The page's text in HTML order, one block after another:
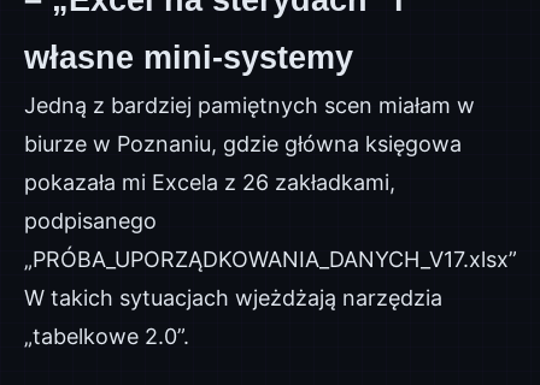
własne mini-systemy
Jedną z bardziej pamiętnych scen miałam w
biurze w Poznaniu, gdzie główna księgowa
pokazała mi Excela z 26 zakładkami,
podpisanego
„PRÓBA_UPORZĄDKOWANIA_DANYCH_V17.xlsx”.
W takich sytuacjach wjeżdżają narzędzia
„tabelkowe 2.0”.